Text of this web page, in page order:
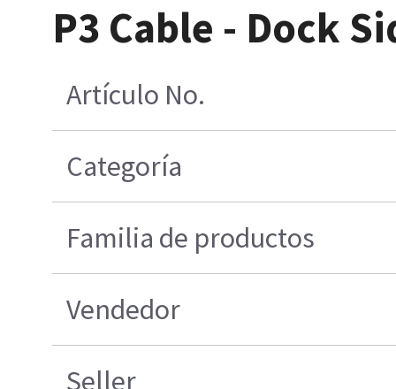
P3 Cable - Dock
Artículo No.
Categoría
Familia de productos
Vendedor
Seller